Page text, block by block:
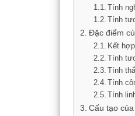
Tính
Tính
Đặc điểm
Kết
Tính
Tính
Tính
Tính
Cấu tạo